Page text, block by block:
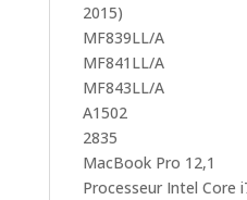
2015)
MF839LL/A
MF841LL/A
MF843LL/A
A1502
2835
MacBook Pro 12,1
Processeur Intel Core